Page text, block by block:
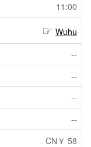
11:00
Wuhu
--
--
--
--
CN￥ 58